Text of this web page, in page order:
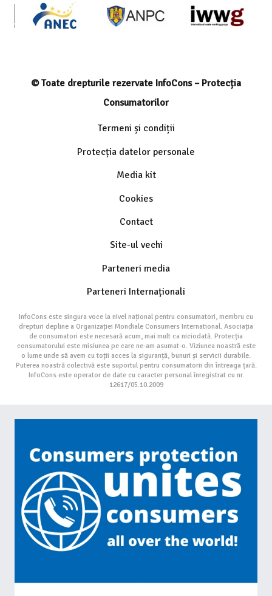
© Toate drepturile rezervate InfoCons – Protecția
Consumatorilor
Termeni și condiții
Protecția datelor personale
Media kit
Cookies
Contact
Site-ul vechi
Parteneri media
Parteneri Internaționali
InfoCons este singura voce la nivel național pentru consumatori, membru cu
drepturi depline a Organizației Mondiale Consumers International. Asociația
de consumatori este necesară acum, mai mult ca niciodată. Protecția
consumatorului este misiunea pe care ne-am asumat-o. Viziunea noastră este
o lume unde să avem cu toții acces la siguranță, bunuri și servicii durabile.
Puterea noastră colectivă este suportul pentru consumatorii din întreaga țară.
InfoCons este operator de date cu caracter personal înregistrat cu nr.
12617/05.10.2009